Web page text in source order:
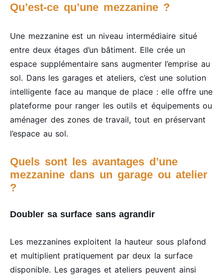
Qu’est-ce qu’une mezzanine ?
Une mezzanine est un niveau intermédiaire situé
entre deux étages d’un bâtiment. Elle crée un
espace supplémentaire sans augmenter l’emprise au
sol. Dans les garages et ateliers, c’est une solution
intelligente face au manque de place : elle offre une
plateforme pour ranger les outils et équipements ou
aménager des zones de travail, tout en préservant
l’espace au sol.
Quels sont les avantages d’une
mezzanine dans un garage ou atelier
?
Doubler sa surface sans agrandir
Les mezzanines exploitent la hauteur sous plafond
et multiplient pratiquement par deux la surface
disponible. Les garages et ateliers peuvent ainsi